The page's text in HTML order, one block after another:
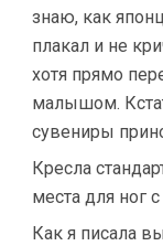
знаю, как
плакал и не
хотя прямо
малышом.
сувениры
Кресла
места для ног
Как я писала